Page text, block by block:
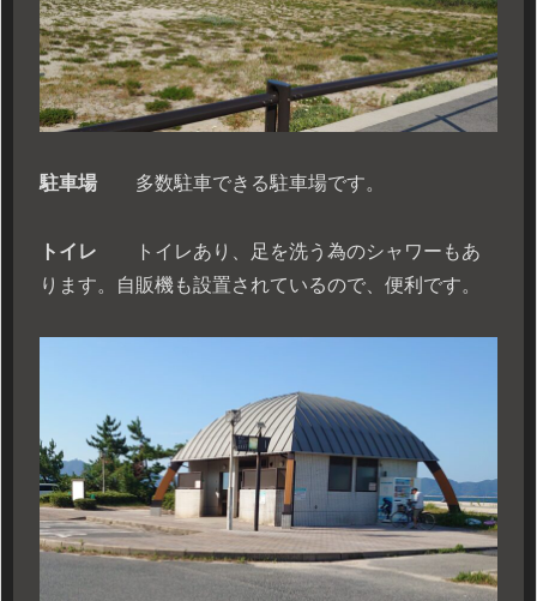
駐車場 多数駐車できる駐車場です。
トイレ トイレあり、足を洗う為のシャワーもあ
ります。自販機も設置されているので、便利です。